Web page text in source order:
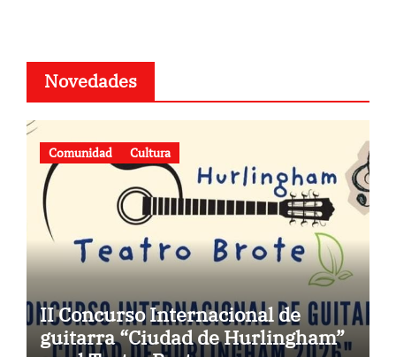
Novedades
Comunidad Cultura
II Concurso Internacional de
guitarra “Ciudad de Hurlingham”